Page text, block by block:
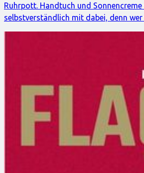
Ruhrpott. Handtuch und Sonnencreme
selbstverständlich mit dabei, denn wer